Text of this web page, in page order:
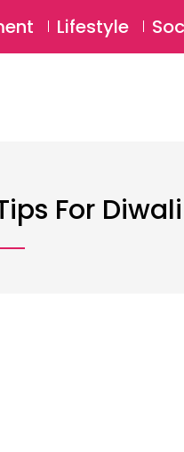
Lifestyle
For Diwali